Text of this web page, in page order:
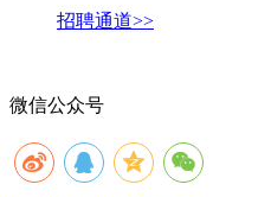
招聘通道>>
微信公众号